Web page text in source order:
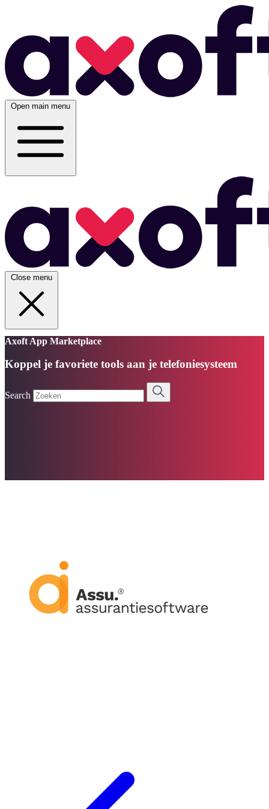
Open main menu
Close menu
Axoft App Marketplace
Koppel je favoriete tools aan je telefoniesysteem
Search